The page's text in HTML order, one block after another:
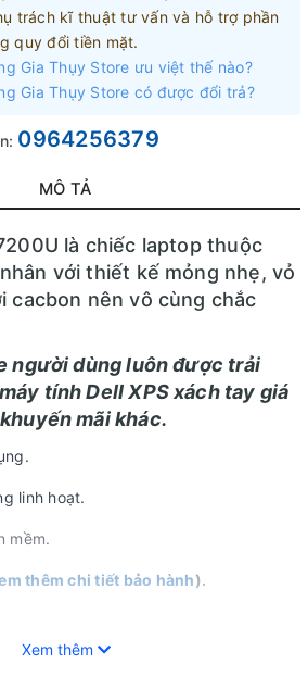
trách kĩ thuật tư vấn và hỗ trợ phần
quy đổi tiền mặt.
Gia Thụy Store ưu việt thế nào?
Gia Thụy Store có được đổi trả?
0964256379
MÔ TẢ
là chiếc laptop thuộc
với thiết kế mỏng nhẹ, vỏ
cacbon nên vô cùng chắc
người dùng luôn được trải
tính Dell XPS xách tay giá
mãi khác.
linh hoạt.
mềm.
thêm chi tiết bảo hành).
p. Tân Thành, Buôn Ma Thuột,
Xem thêm